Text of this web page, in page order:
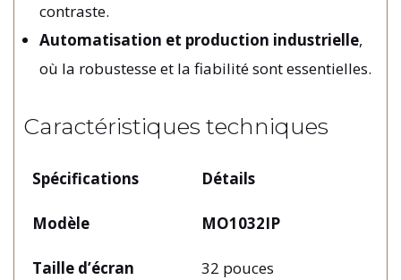
contraste.
Automatisation et production industrielle,
où la robustesse et la fiabilité sont essentielles.
Caractéristiques techniques
Spécifications Détails
Modèle MO1032IP
Taille d’écran 32 pouces